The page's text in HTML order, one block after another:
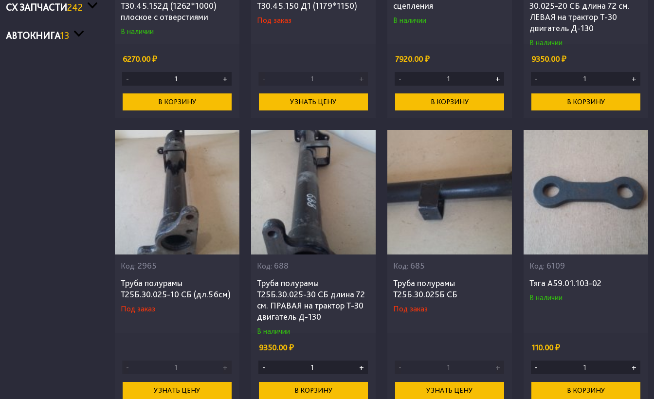
СХ ЗАПЧАСТИ242
АВТОКНИГА13
Т30.45.152Д (1262*1000)
плоское с отверстиями
В наличии
6270.00 ₽
- +
В КОРЗИНУ
Т30.45.150 Д1 (1179*1150)
Под заказ
- +
УЗНАТЬ ЦЕНУ
сцепления
В наличии
7920.00 ₽
- +
В КОРЗИНУ
30.025-20 СБ длина 72 см.
ЛЕВАЯ на трактор Т-30
двигатель Д-130
В наличии
9350.00 ₽
- +
В КОРЗИНУ
Код: 2965
Труба полурамы
Т25Б.30.025-10 СБ (дл.56см)
Под заказ
- +
УЗНАТЬ ЦЕНУ
Код: 688
Труба полурамы
Т25Б.30.025-30 СБ длина 72
см. ПРАВАЯ на трактор Т-30
двигатель Д-130
В наличии
9350.00 ₽
- +
В КОРЗИНУ
Код: 685
Труба полурамы
Т25Б.30.025Б СБ
Под заказ
- +
УЗНАТЬ ЦЕНУ
Код: 6109
Тяга А59.01.103-02
В наличии
110.00 ₽
- +
В КОРЗИНУ